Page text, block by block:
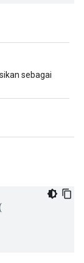
sebagai